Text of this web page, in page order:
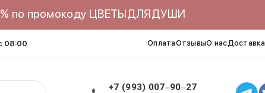
по промокоду ЦВЕТЫДЛЯДУШИ
08:00 ОплатаОтзывыО насДоставка
+7 (993) 007‒90‒27